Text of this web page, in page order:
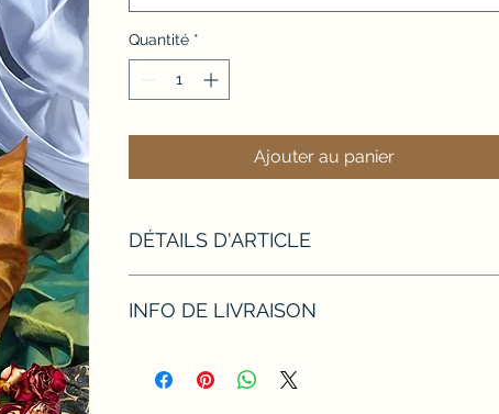
Quantité *
Ajouter au panier
DÉTAILS D'ARTICLE
INFO DE LIVRAISON
professionnel Hahnemühle fine art baryta satin 300g